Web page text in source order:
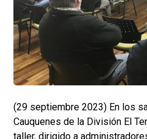
(29 septiembre 2023) En los
Cauquenes de la División El
taller, dirigido a